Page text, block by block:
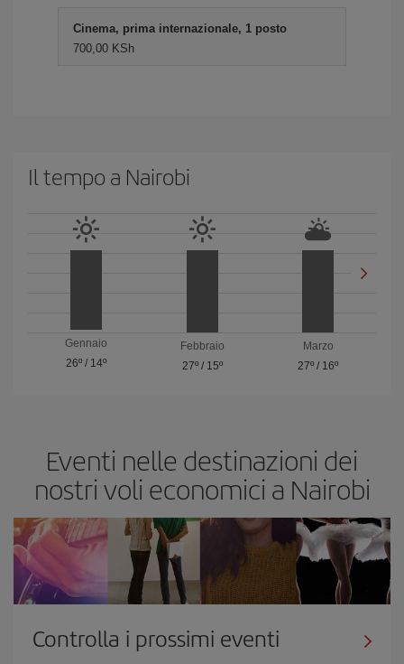
Cinema, prima internazionale, 1 posto
700,00 KSh
Il tempo a Nairobi
Gennaio
26º/ 14º
Febbraio
27º/ 15º
Marzo
27º / 16º
Eventi nelle destinazioni dei
nostri voli economici a Nairobi
Controlla i prossimi eventi